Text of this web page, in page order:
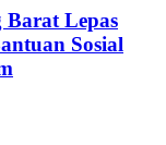
Barat Lepas
Sosial